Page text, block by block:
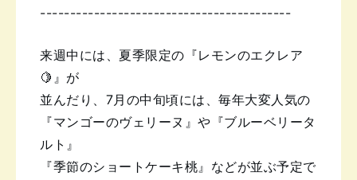
------------------------------------------
来週中には、夏季限定の『レモンのエクレア
🍋』が
並んだり、7月の中旬頃には、毎年大変人気の
『マンゴーのヴェリーヌ』や『ブルーベリータ
ルト』
『季節のショートケーキ桃』などが並ぶ予定で